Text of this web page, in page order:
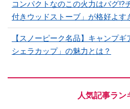
コンパクトなのこの火力はバグ⁉
付きウッドストーブ」が格好よす
【スノーピーク名品】キャンプギ
シェラカップ」の魅力とは？